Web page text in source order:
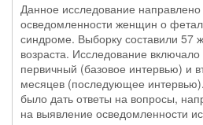
Данное исследование направлено
осведомленности женщин о
синдроме. Выборку составили 57
возраста. Исследование
первичный (базовое интервью) и
месяцев (последующее
было дать ответы на вопросы,
на выявление осведомленности